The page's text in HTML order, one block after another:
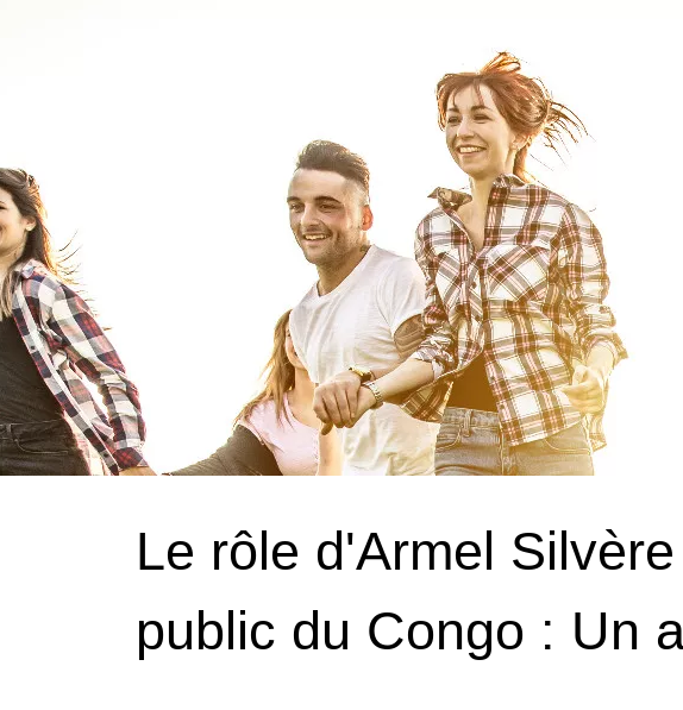
Le rôle d'Armel
public du Congo : Un